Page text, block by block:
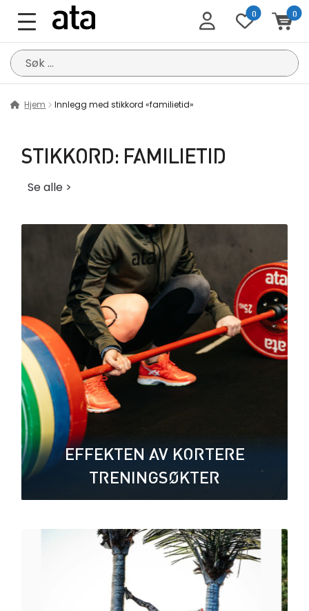
0 0
Søk
etter:
Hjem Innlegg med stikkord «familietid»
STIKKORD: FAMILIETID
Se alle >
EFFEKTEN AV KORTERE
TRENINGSØKTER